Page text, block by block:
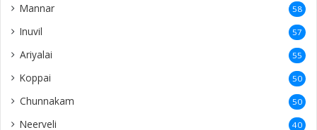
Mannar 58
Inuvil 57
Ariyalai 55
Koppai 50
Chunnakam 50
Neerveli 40